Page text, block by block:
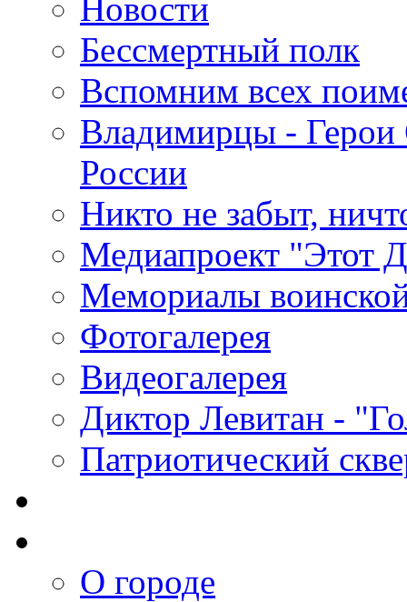
Новости
Бессмертный полк
Вспомним всех
Владимирцы - Герои
России
Никто не забыт,
Медиапроект "Этот
Мемориалы
Фотогалерея
Видеогалерея
Диктор Левитан -
Патриотический
О городе